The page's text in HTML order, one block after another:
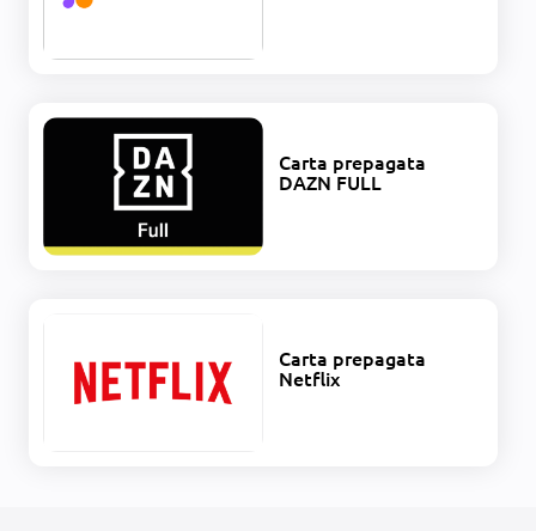
Carta prepagata
DAZN FULL
Carta prepagata
Netflix